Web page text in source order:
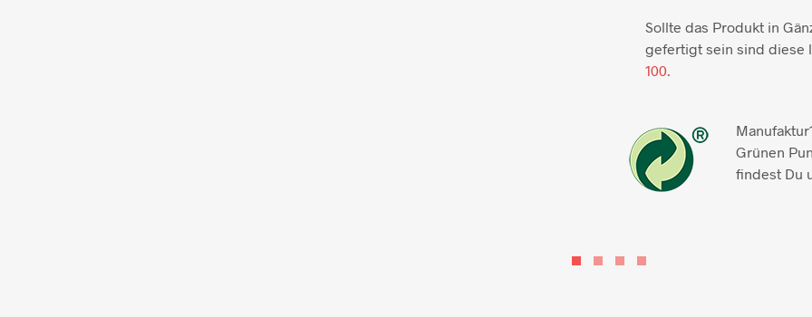
Sollte das Produkt in
gefertigt sein sind diese
100.
Grünen
findest Du